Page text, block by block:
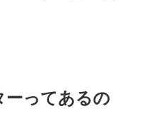
ーってあるの